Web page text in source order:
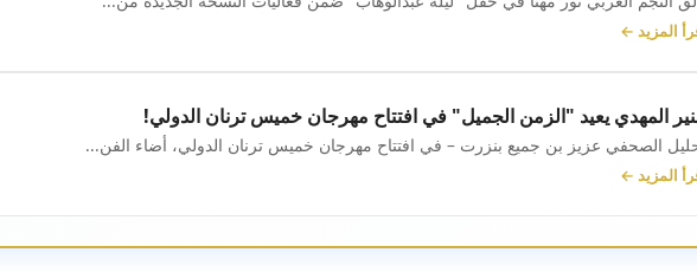
المزيد ←
المهدي يعيد "الزمن الجميل" في افتتاح مهرجان خميس ترنان الدولي!
الصحفي عزيز بن جميع بنزرت – في افتتاح مهرجان خميس ترنان الدولي، أضاء الفن...
المزيد ←